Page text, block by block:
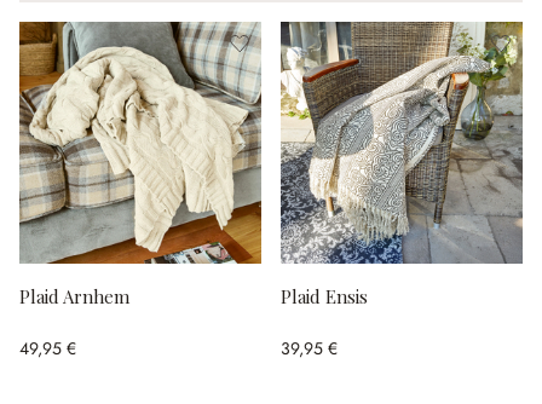
Plaid Arnhem
49,95 €
Plaid Ensis
39,95 €